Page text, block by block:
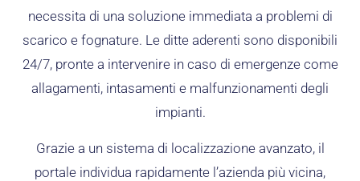
necessita di una soluzione immediata a problemi di
scarico e fognature. Le ditte aderenti sono disponibili
24/7, pronte a intervenire in caso di emergenze come
allagamenti, intasamenti e malfunzionamenti degli
impianti.
Grazie a un sistema di localizzazione avanzato, il
portale individua rapidamente l’azienda più vicina,